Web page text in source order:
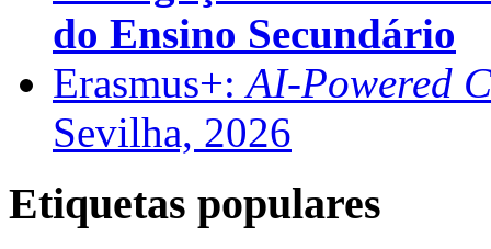
do Ensino Secundário
Erasmus+:AI-Powered
Sevilha, 2026
Etiquetas populares